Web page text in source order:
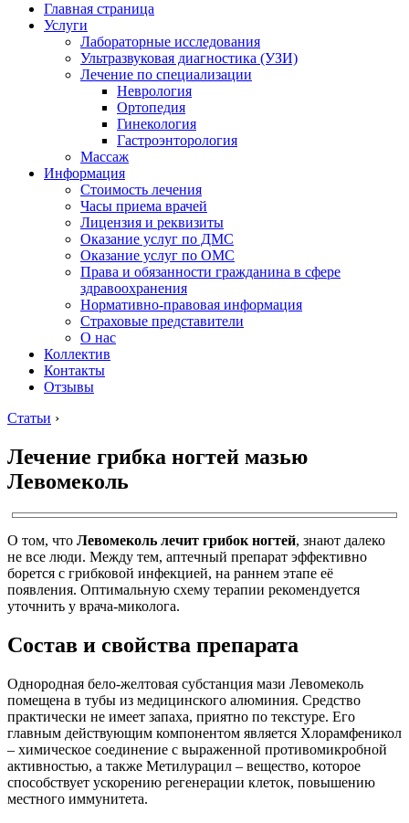
Главная страница
Услуги
Лабораторные исследования
Ультразвуковая диагностика (УЗИ)
Лечение по специализации
Неврология
Ортопедия
Гинекология
Гастроэнторология
Массаж
Информация
Стоимость лечения
Часы приема врачей
Лицензия и реквизиты
Оказание услуг по ДМС
Оказание услуг по ОМС
Права и обязанности гражданина в сфере
здравоохранения
Нормативно-правовая информация
Страховые представители
О нас
Коллектив
Контакты
Отзывы
Статьи ›
Лечение грибка ногтей мазью
Левомеколь
О том, что Левомеколь лечит грибок ногтей, знают далеко
не все люди. Между тем, аптечный препарат эффективно
борется с грибковой инфекцией, на раннем этапе её
появления. Оптимальную схему терапии рекомендуется
уточнить у врача-миколога.
Состав и свойства препарата
Однородная бело-желтовая субстанция мази Левомеколь
помещена в тубы из медицинского алюминия. Средство
практически не имеет запаха, приятно по текстуре. Его
главным действующим компонентом является Хлорамфеникол
– химическое соединение с выраженной противомикробной
активностью, а также Метилурацил – вещество, которое
способствует ускорению регенерации клеток, повышению
местного иммунитета.